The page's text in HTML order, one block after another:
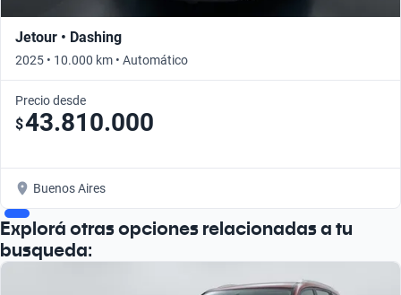
Jetour • Dashing
2025 • 10.000 km • Automático
Precio desde
$43.810.000
Buenos Aires
Explorá otras opciones relacionadas a tu
busqueda: